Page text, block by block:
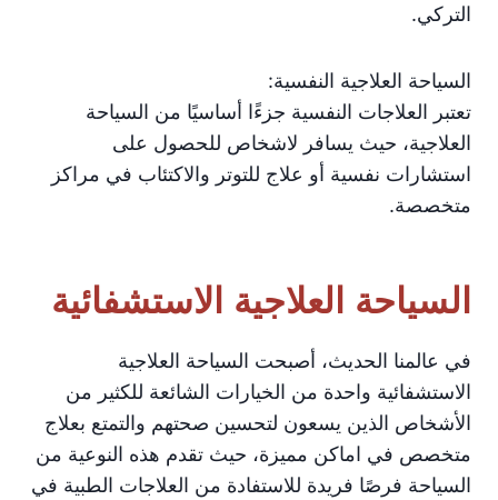
التركي.
السياحة العلاجية النفسية:
تعتبر العلاجات النفسية جزءًا أساسيًا من السياحة
العلاجية، حيث يسافر لاشخاص للحصول على
استشارات نفسية أو علاج للتوتر والاكتئاب في مراكز
متخصصة.
السياحة العلاجية الاستشفائية
في عالمنا الحديث، أصبحت السياحة العلاجية
الاستشفائية واحدة من الخيارات الشائعة للكثير من
الأشخاص الذين يسعون لتحسين صحتهم والتمتع بعلاج
متخصص في اماكن مميزة، حيث تقدم هذه النوعية من
السياحة فرصًا فريدة للاستفادة من العلاجات الطبية في